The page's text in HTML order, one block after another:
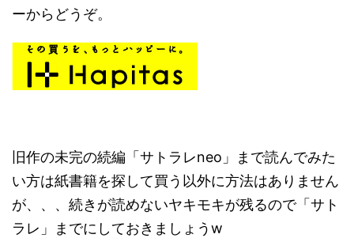
ーからどうぞ。
旧作の未完の続編「サトラレneo」まで読んでみた
い方は紙書籍を探して買う以外に方法はありません
が、、、続きが読めないヤキモキが残るので「サト
ラレ」までにしておきましょうw